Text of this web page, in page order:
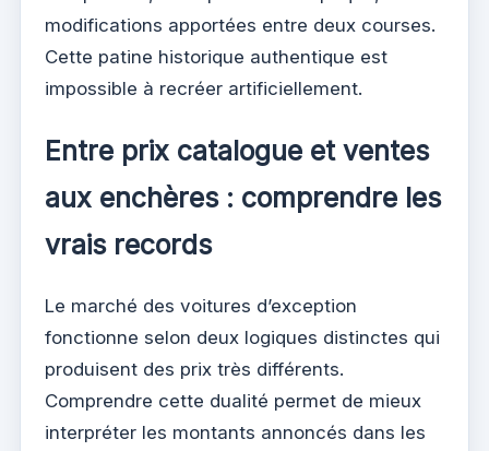
modifications apportées entre deux courses.
Cette patine historique authentique est
impossible à recréer artificiellement.
Entre prix catalogue et ventes
aux enchères : comprendre les
vrais records
Le marché des voitures d’exception
fonctionne selon deux logiques distinctes qui
produisent des prix très différents.
Comprendre cette dualité permet de mieux
interpréter les montants annoncés dans les